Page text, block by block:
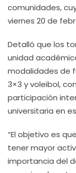
comunidades,
viernes 20 de
Detalló que los
unidad
modalidades de
3×3 y voleibol,
participación
universitaria en
“El objetivo es
tener mayor
importancia del